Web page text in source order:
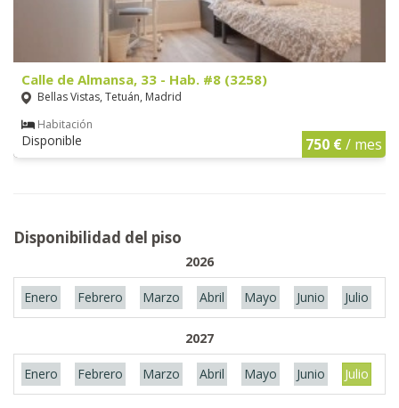
Calle de Almansa, 33 - Hab. #8 (3258)
Bellas Vistas, Tetuán, Madrid
Habitación
Disponible 750 €/ mes
Disponibilidad del piso
2026
Enero Febrero Marzo Abril Mayo Junio Julio
2027
Enero Febrero Marzo Abril Mayo Junio Julio